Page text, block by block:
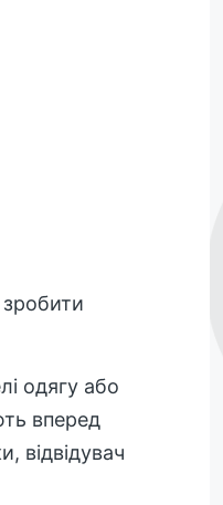
зробити
одягу або
вперед
відвідувач